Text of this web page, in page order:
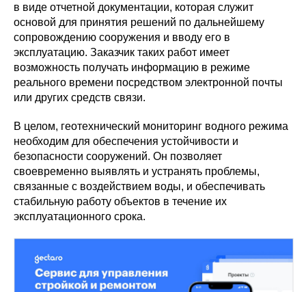
в виде отчетной документации, которая служит
основой для принятия решений по дальнейшему
сопровождению сооружения и вводу его в
эксплуатацию. Заказчик таких работ имеет
возможность получать информацию в режиме
реального времени посредством электронной почты
или других средств связи.
В целом, геотехнический мониторинг водного режима
необходим для обеспечения устойчивости и
безопасности сооружений. Он позволяет
своевременно выявлять и устранять проблемы,
связанные с воздействием воды, и обеспечивать
стабильную работу объектов в течение их
эксплуатационного срока.